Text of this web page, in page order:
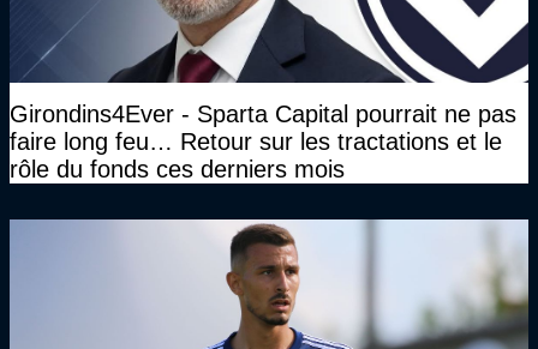
Girondins4Ever - Sparta Capital pourrait ne pas
faire long feu… Retour sur les tractations et le
rôle du fonds ces derniers mois